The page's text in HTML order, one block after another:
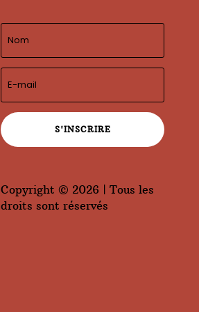
S'INSCRIRE
Copyright © 2026 | Tous les
droits sont réservés